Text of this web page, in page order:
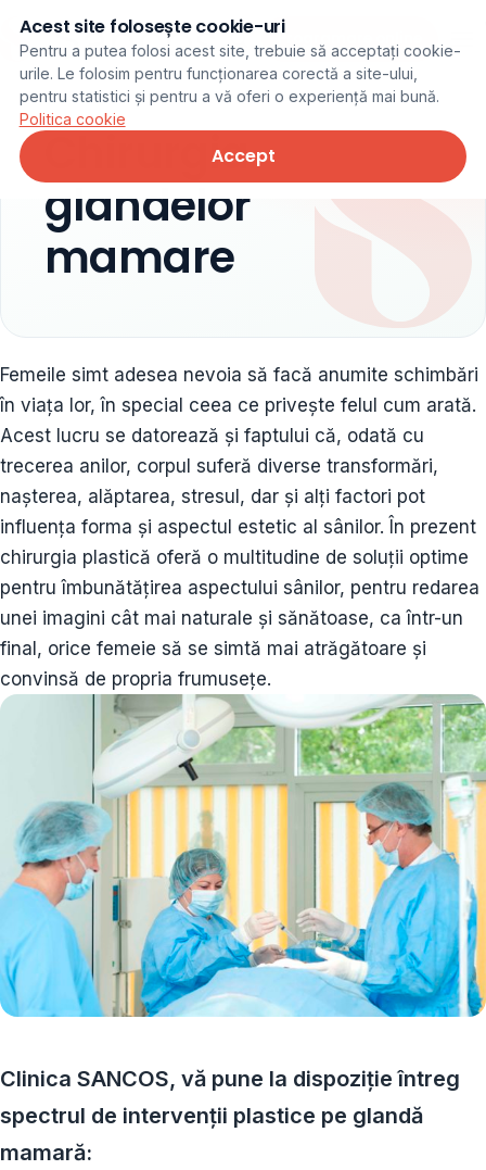
Programare online
Chirurgia
glandelor
mamare
Femeile simt adesea nevoia să facă anumite schimbări
în viața lor, în special ceea ce privește felul cum arată.
Acest lucru se datorează și faptului că, odată cu
trecerea anilor, corpul suferă diverse transformări,
nașterea, alăptarea, stresul, dar și alți factori pot
influența forma și aspectul estetic al sânilor. În prezent
chirurgia plastică oferă o multitudine de soluții optime
pentru îmbunătățirea aspectului sânilor, pentru redarea
unei imagini cât mai naturale și sănătoase, ca într-un
final, orice femeie să se simtă mai atrăgătoare și
convinsă de propria frumusețe.
Clinica SANCOS, vă pune la dispoziție întreg
spectrul de intervenții plastice pe glandă
mamară:
Acest site folosește cookie-uri
Pentru a putea folosi acest site, trebuie să acceptați cookie-
urile. Le folosim pentru funcționarea corectă a site-ului,
pentru statistici și pentru a vă oferi o experiență mai bună.
Politica cookie
Accept